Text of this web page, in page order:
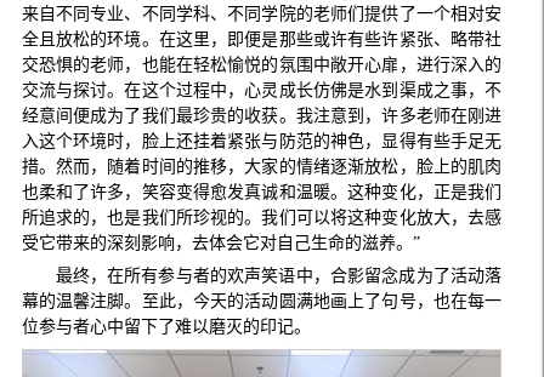
来自不同专业、不同学科、不同学院的老师们提供了一个相对安
全且放松的环境。在这里，即便是那些或许有些许紧张、略带社
交恐惧的老师，也能在轻松愉悦的氛围中敞开心扉，进行深入的
交流与探讨。在这个过程中，心灵成长仿佛是水到渠成之事，不
经意间便成为了我们最珍贵的收获。我注意到，许多老师在刚进
入这个环境时，脸上还挂着紧张与防范的神色，显得有些手足无
措。然而，随着时间的推移，大家的情绪逐渐放松，脸上的肌肉
也柔和了许多，笑容变得愈发真诚和温暖。这种变化，正是我们
所追求的，也是我们所珍视的。我们可以将这种变化放大，去感
受它带来的深刻影响，去体会它对自己生命的滋养。”
最终，在所有参与者的欢声笑语中，合影留念成为了活动落
幕的温馨注脚。至此，今天的活动圆满地画上了句号，也在每一
位参与者心中留下了难以磨灭的印记。